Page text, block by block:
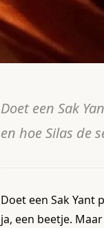
Doet een Sak
en hoe Silas de
Doet een Sak Yant
ja, een beetje.